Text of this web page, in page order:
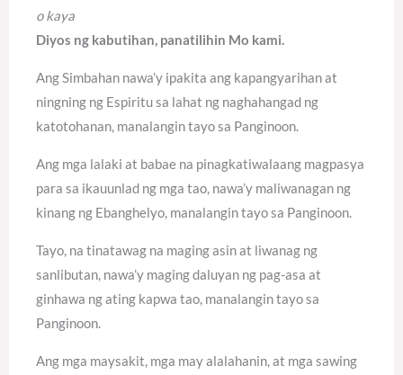
o kaya
Diyos ng kabutihan, panatilihin Mo kami.
Ang Simbahan nawa’y ipakita ang kapangyarihan at
ningning ng Espiritu sa lahat ng naghahangad ng
katotohanan, manalangin tayo sa Panginoon.
Ang mga lalaki at babae na pinagkatiwalaang magpasya
para sa ikauunlad ng mga tao, nawa’y maliwanagan ng
kinang ng Ebanghelyo, manalangin tayo sa Panginoon.
Tayo, na tinatawag na maging asin at liwanag ng
sanlibutan, nawa’y maging daluyan ng pag-asa at
ginhawa ng ating kapwa tao, manalangin tayo sa
Panginoon.
Ang mga maysakit, mga may alalahanin, at mga sawing